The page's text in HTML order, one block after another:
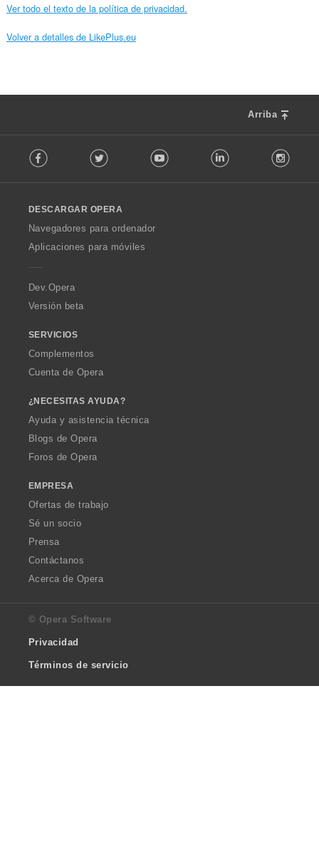
Ver todo el texto de la política de privacidad.
Volver a detalles de LikePlus.eu
Arriba
o
w
O
p
a
Facebook Twitter Youtube LinkedIn
DESCARGAR OPERA
Navegadores para ordenador
Aplicaciones para móviles
Dev.Opera
Versión beta
SERVICIOS
Complementos
Cuenta de Opera
¿NECESITAS AYUDA?
Ayuda y asistencia técnica
Blogs de Opera
Foros de Opera
EMPRESA
Ofertas de trabajo
Sé un socio
Prensa
Contáctanos
Acerca de Opera
© Opera Software
Privacidad
Términos de servicio